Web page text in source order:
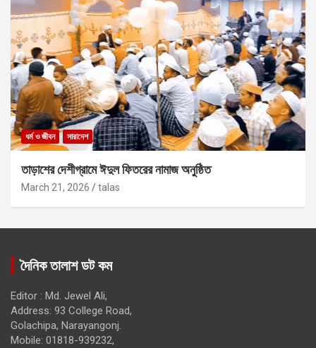
ধর্ম ও জীবন সারাদেশ
তাড়াশের দেশীগ্রামে ঈদুল ফিতরের নামাজ অনুষ্ঠিত
March 21, 2026 talas
দৈনিক তালাশ ডট কম
Editor : Md. Jewel Ali,
Address: 93 College Road,
Golachipa, Narayangonj.
Mobile: 01818-939232,